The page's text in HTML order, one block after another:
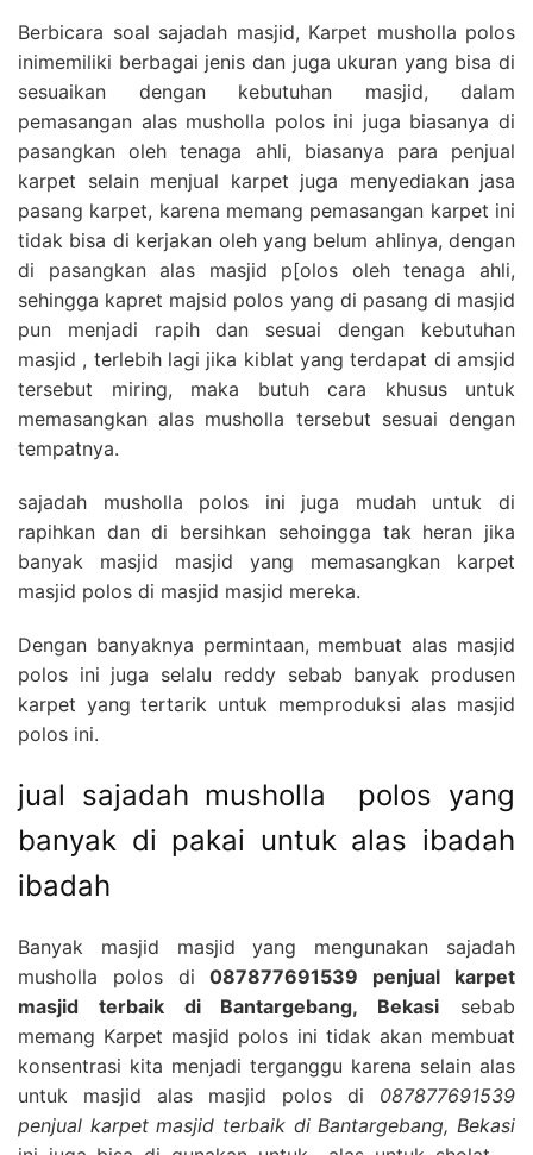
Berbicara soal sajadah masjid, Karpet musholla polos
inimemiliki berbagai jenis dan juga ukuran yang bisa di
sesuaikan dengan kebutuhan masjid, dalam
pemasangan alas musholla polos ini juga biasanya di
pasangkan oleh tenaga ahli, biasanya para penjual
karpet selain menjual karpet juga menyediakan jasa
pasang karpet, karena memang pemasangan karpet ini
tidak bisa di kerjakan oleh yang belum ahlinya, dengan
di pasangkan alas masjid p[olos oleh tenaga ahli,
sehingga kapret majsid polos yang di pasang di masjid
pun menjadi rapih dan sesuai dengan kebutuhan
masjid , terlebih lagi jika kiblat yang terdapat di amsjid
tersebut miring, maka butuh cara khusus untuk
memasangkan alas musholla tersebut sesuai dengan
tempatnya.
sajadah musholla polos ini juga mudah untuk di
rapihkan dan di bersihkan sehoingga tak heran jika
banyak masjid masjid yang memasangkan karpet
masjid polos di masjid masjid mereka.
Dengan banyaknya permintaan, membuat alas masjid
polos ini juga selalu reddy sebab banyak produsen
karpet yang tertarik untuk memproduksi alas masjid
polos ini.
jual sajadah musholla polos yang
banyak di pakai untuk alas ibadah
ibadah
Banyak masjid masjid yang mengunakan sajadah
musholla polos di087877691539 penjual karpet
masjid terbaik di Bantargebang, Bekasi sebab
memang Karpet masjid polos ini tidak akan membuat
konsentrasi kita menjadi terganggu karena selain alas
untuk masjid alas masjid polos di 087877691539
penjual karpet masjid terbaik di Bantargebang, Bekasi